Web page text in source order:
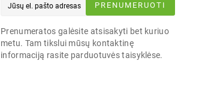
PRENUMERUOTI
Prenumeratos galėsite atsisakyti bet kuriuo
metu. Tam tikslui mūsų kontaktinę
informaciją rasite parduotuvės taisyklėse.